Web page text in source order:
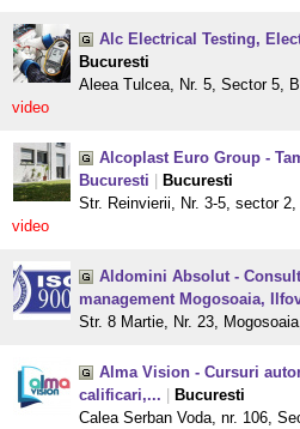
Alc Electrical Testing,
Bucuresti
Aleea Tulcea, Nr. 5, Sector 5,
video
Alcoplast Euro Group -
Bucuresti
Bucuresti
Str. Reinvierii, Nr. 3-5, sector
video
Aldomini Absolut -
management Mogosoaia,
Str. 8 Martie, Nr. 23,
Alma Vision - Cursuri
calificari,...
Bucuresti
Calea Serban Voda, nr. 106,